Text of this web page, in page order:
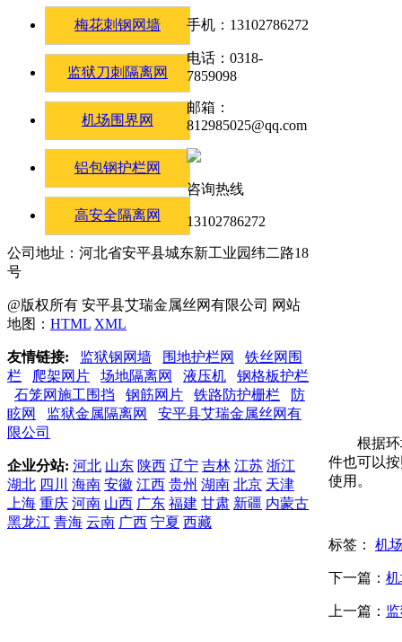
梅花刺钢网墙
监狱刀刺隔离网
机场围界网
铝包钢护栏网
高安全隔离网
根据环境
件也可以
使用。
标签： 机
下一篇：
上一篇：
手机：13102786272
电话：0318-
7859098
邮箱：
812985025@qq.com
咨询热线
13102786272
公司地址：河北省安平县城东新工业园纬二路18
号
@版权所有 安平县艾瑞金属丝网有限公司 网站
地图： HTML XML
友情链接: 监狱钢网墙 围地护栏网
铁丝网围
栏
爬架网片 场地隔离网 液压机
钢格板护栏
石笼网施工围挡
钢筋网片 铁路防护栅栏
防
眩网
监狱金属隔离网
安平县艾瑞金属丝网有
限公司
企业分站: 河北 山东 陕西 辽宁 吉林 江苏 浙江
湖北 四川 海南 安徽 江西 贵州 湖南 北京 天津
上海 重庆 河南 山西 广东 福建 甘肃 新疆 内蒙古
黑龙江 青海 云南 广西 宁夏 西藏